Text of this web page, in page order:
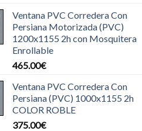
Ventana PVC Corredera Con
Persiana Motorizada (PVC)
1200x1155 2h con Mosquitera
Enrollable
465.00€
Ventana PVC Corredera Con
Persiana (PVC) 1000x1155 2h
COLOR ROBLE
375.00€